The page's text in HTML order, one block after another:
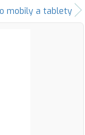
mobily a tablety